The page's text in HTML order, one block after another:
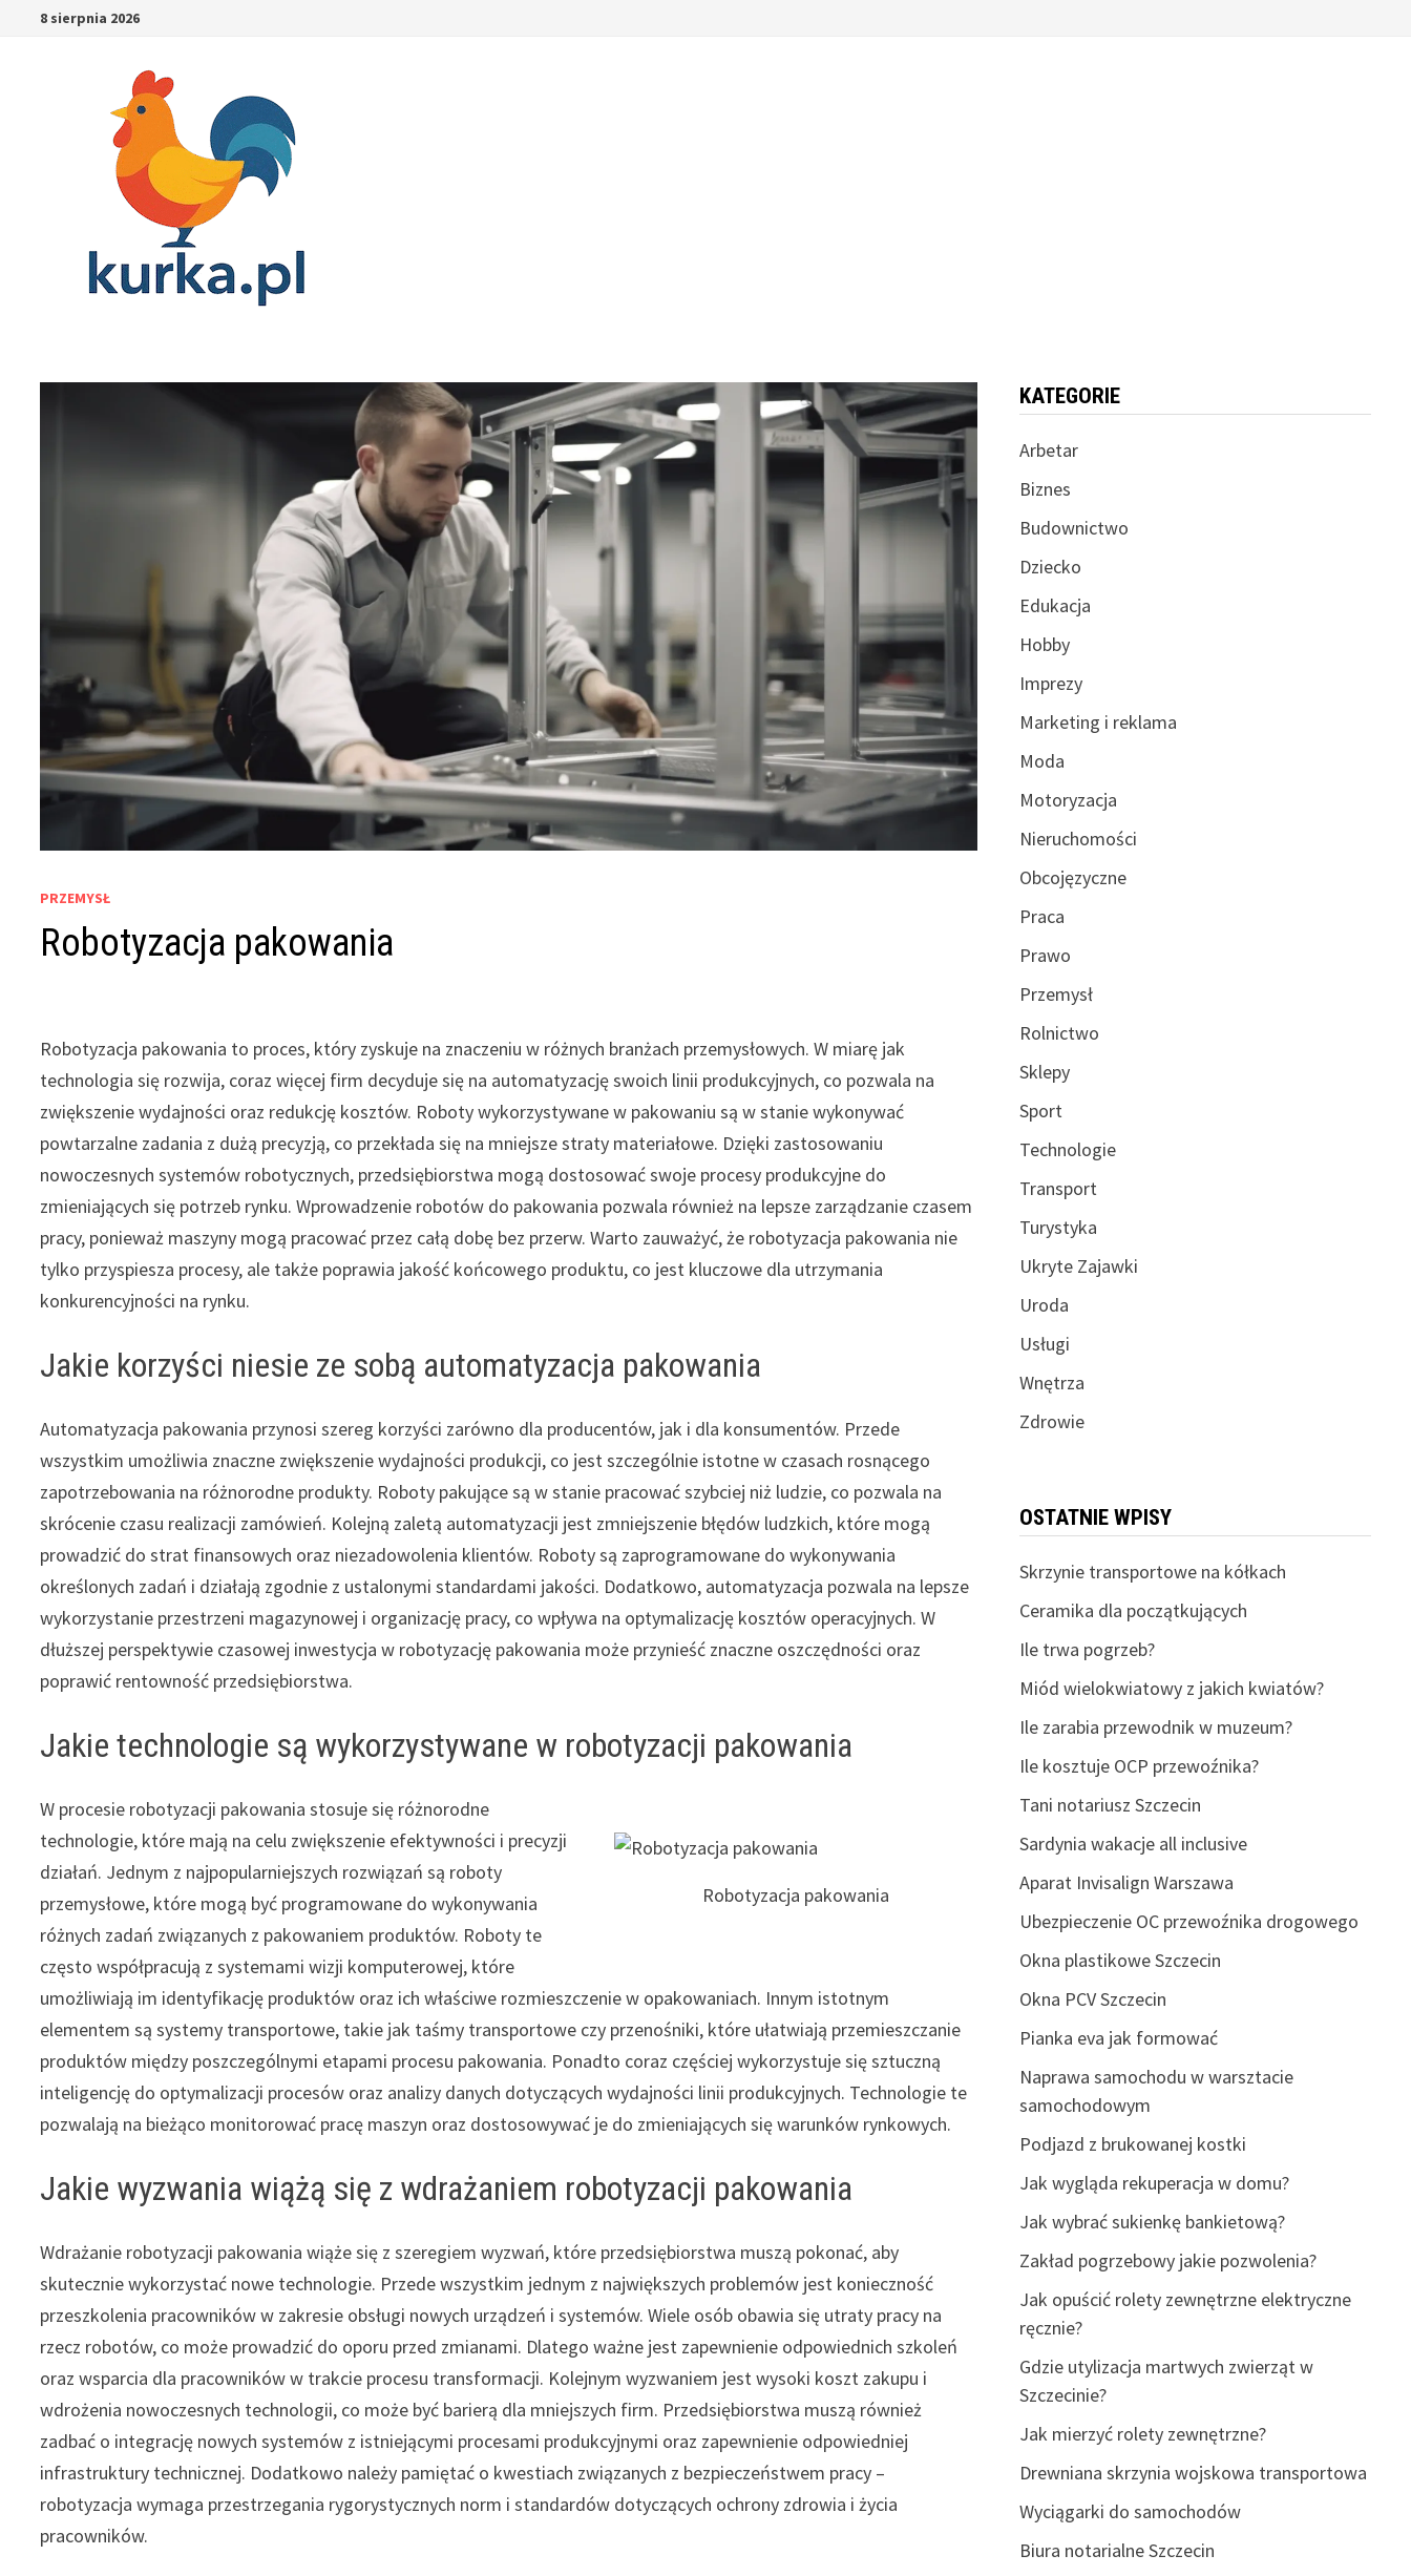
8 sierpnia 2026
PRZEMYSŁ
Robotyzacja pakowania
Robotyzacja pakowania to proces, który zyskuje na znaczeniu w różnych branżach przemysłowych. W miarę jak
technologia się rozwija, coraz więcej firm decyduje się na automatyzację swoich linii produkcyjnych, co pozwala na
zwiększenie wydajności oraz redukcję kosztów. Roboty wykorzystywane w pakowaniu są w stanie wykonywać
powtarzalne zadania z dużą precyzją, co przekłada się na mniejsze straty materiałowe. Dzięki zastosowaniu
nowoczesnych systemów robotycznych, przedsiębiorstwa mogą dostosować swoje procesy produkcyjne do
zmieniających się potrzeb rynku. Wprowadzenie robotów do pakowania pozwala również na lepsze zarządzanie czasem
pracy, ponieważ maszyny mogą pracować przez całą dobę bez przerw. Warto zauważyć, że robotyzacja pakowania nie
tylko przyspiesza procesy, ale także poprawia jakość końcowego produktu, co jest kluczowe dla utrzymania
konkurencyjności na rynku.
Jakie korzyści niesie ze sobą automatyzacja pakowania
Automatyzacja pakowania przynosi szereg korzyści zarówno dla producentów, jak i dla konsumentów. Przede
wszystkim umożliwia znaczne zwiększenie wydajności produkcji, co jest szczególnie istotne w czasach rosnącego
zapotrzebowania na różnorodne produkty. Roboty pakujące są w stanie pracować szybciej niż ludzie, co pozwala na
skrócenie czasu realizacji zamówień. Kolejną zaletą automatyzacji jest zmniejszenie błędów ludzkich, które mogą
prowadzić do strat finansowych oraz niezadowolenia klientów. Roboty są zaprogramowane do wykonywania
określonych zadań i działają zgodnie z ustalonymi standardami jakości. Dodatkowo, automatyzacja pozwala na lepsze
wykorzystanie przestrzeni magazynowej i organizację pracy, co wpływa na optymalizację kosztów operacyjnych. W
dłuższej perspektywie czasowej inwestycja w robotyzację pakowania może przynieść znaczne oszczędności oraz
poprawić rentowność przedsiębiorstwa.
Jakie technologie są wykorzystywane w robotyzacji pakowania
Robotyzacja pakowania
W procesie robotyzacji pakowania stosuje się różnorodne
technologie, które mają na celu zwiększenie efektywności i precyzji
działań. Jednym z najpopularniejszych rozwiązań są roboty
przemysłowe, które mogą być programowane do wykonywania
różnych zadań związanych z pakowaniem produktów. Roboty te
często współpracują z systemami wizji komputerowej, które
umożliwiają im identyfikację produktów oraz ich właściwe rozmieszczenie w opakowaniach. Innym istotnym
elementem są systemy transportowe, takie jak taśmy transportowe czy przenośniki, które ułatwiają przemieszczanie
produktów między poszczególnymi etapami procesu pakowania. Ponadto coraz częściej wykorzystuje się sztuczną
inteligencję do optymalizacji procesów oraz analizy danych dotyczących wydajności linii produkcyjnych. Technologie te
pozwalają na bieżąco monitorować pracę maszyn oraz dostosowywać je do zmieniających się warunków rynkowych.
Jakie wyzwania wiążą się z wdrażaniem robotyzacji pakowania
Wdrażanie robotyzacji pakowania wiąże się z szeregiem wyzwań, które przedsiębiorstwa muszą pokonać, aby
skutecznie wykorzystać nowe technologie. Przede wszystkim jednym z największych problemów jest konieczność
przeszkolenia pracowników w zakresie obsługi nowych urządzeń i systemów. Wiele osób obawia się utraty pracy na
rzecz robotów, co może prowadzić do oporu przed zmianami. Dlatego ważne jest zapewnienie odpowiednich szkoleń
oraz wsparcia dla pracowników w trakcie procesu transformacji. Kolejnym wyzwaniem jest wysoki koszt zakupu i
wdrożenia nowoczesnych technologii, co może być barierą dla mniejszych firm. Przedsiębiorstwa muszą również
zadbać o integrację nowych systemów z istniejącymi procesami produkcyjnymi oraz zapewnienie odpowiedniej
infrastruktury technicznej. Dodatkowo należy pamiętać o kwestiach związanych z bezpieczeństwem pracy –
robotyzacja wymaga przestrzegania rygorystycznych norm i standardów dotyczących ochrony zdrowia i życia
pracowników.
KATEGORIE
Arbetar
Biznes
Budownictwo
Dziecko
Edukacja
Hobby
Imprezy
Marketing i reklama
Moda
Motoryzacja
Nieruchomości
Obcojęzyczne
Praca
Prawo
Przemysł
Rolnictwo
Sklepy
Sport
Technologie
Transport
Turystyka
Ukryte Zajawki
Uroda
Usługi
Wnętrza
Zdrowie
OSTATNIE WPISY
Skrzynie transportowe na kółkach
Ceramika dla początkujących
Ile trwa pogrzeb?
Miód wielokwiatowy z jakich kwiatów?
Ile zarabia przewodnik w muzeum?
Ile kosztuje OCP przewoźnika?
Tani notariusz Szczecin
Sardynia wakacje all inclusive
Aparat Invisalign Warszawa
Ubezpieczenie OC przewoźnika drogowego
Okna plastikowe Szczecin
Okna PCV Szczecin
Pianka eva jak formować
Naprawa samochodu w warsztacie
samochodowym
Podjazd z brukowanej kostki
Jak wygląda rekuperacja w domu?
Jak wybrać sukienkę bankietową?
Zakład pogrzebowy jakie pozwolenia?
Jak opuścić rolety zewnętrzne elektryczne
ręcznie?
Gdzie utylizacja martwych zwierząt w
Szczecinie?
Jak mierzyć rolety zewnętrzne?
Drewniana skrzynia wojskowa transportowa
Wyciągarki do samochodów
Biura notarialne Szczecin